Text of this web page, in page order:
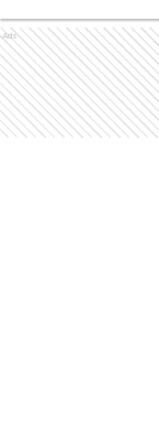
Ads